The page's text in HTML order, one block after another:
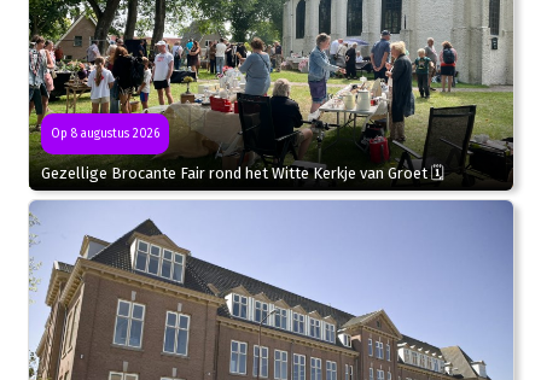
Op 8 augustus 2026
Gezellige Brocante Fair rond het Witte Kerkje van Groet 🗓